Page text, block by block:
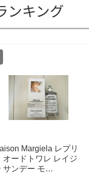
ンキング
Margiela レプリ
オードトワレ レイジ
サンデー モ…